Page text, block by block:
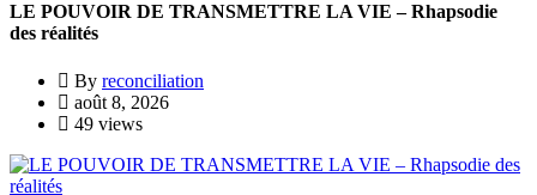
LE POUVOIR DE TRANSMETTRE LA VIE – Rhapsodie
des réalités
By reconciliation
août 8, 2026
49 views